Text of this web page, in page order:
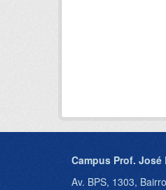
Campus Prof. José
Av. BPS, 1303,